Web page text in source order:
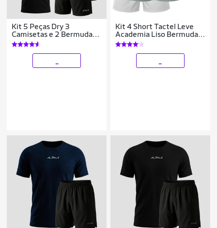
Kit 5 Peças Dry 3
Camisetas e 2 Bermudas
Alpha
Kit 4 Short Tactel Leve
Academia Liso Bermuda
Masculina